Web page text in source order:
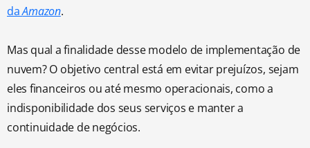
daAmazon.
Mas qual a finalidade desse modelo de implementação de
nuvem? O objetivo central está em evitar prejuízos, sejam
eles financeiros ou até mesmo operacionais, como a
indisponibilidade dos seus serviços e manter a
continuidade de negócios.